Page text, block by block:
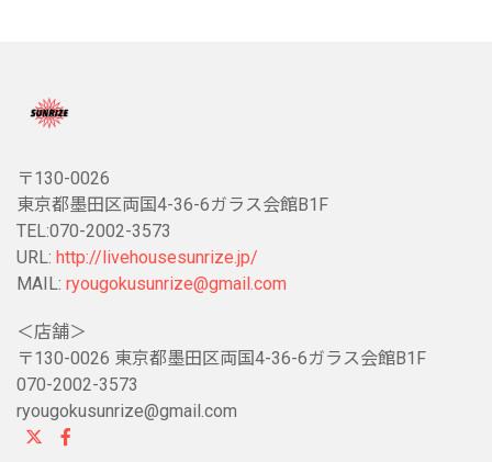
〒130-0026
東京都墨田区両国4-36-6ガラス会館B1F
TEL:070-2002-3573
URL: http://livehousesunrize.jp/
MAIL: ryougokusunrize@gmail.com
＜店舗＞
〒130-0026 東京都墨田区両国4-36-6ガラス会館B1F
070-2002-3573
ryougokusunrize@gmail.com